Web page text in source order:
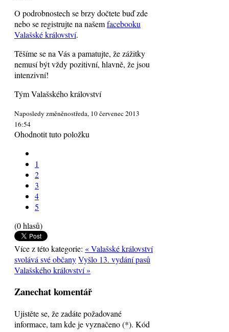
O podrobnostech se brzy dočtete buď zde
nebo se registrujte na našemfacebooku
Valašské království.
Těšíme se na Vás a pamatujte, že zážitky
nemusí být vždy pozitivní, hlavně, že jsou
intenzivní!
Tým Valašského království
Naposledy změněnostředa, 10 červenec 2013
16:54
Ohodnotit tuto položku
1
2
3
4
5
(0 hlasů)
Více z této kategorie: « Valašské království
svolává své občanyVyšlo 13. vydání pasů
Valašského království »
Zanechat komentář
Ujistěte se, že zadáte požadované
informace, tam kde je vyznačeno (*). Kód